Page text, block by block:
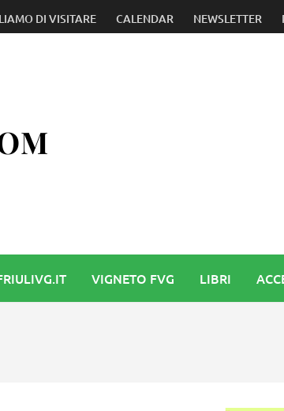
Patrimonio Unesco: il progetto con Flavio
DI VISITARE CALENDAR NEWSLETTER
VIGNETO FVG LIBRI